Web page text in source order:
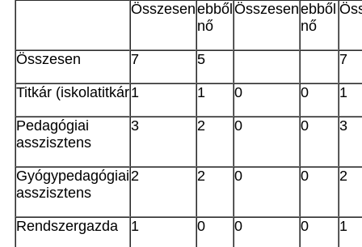
Összesenebből
nő
Összesenebből
nő
Összesen 7 5 7
Titkár (iskolatitkár1 1 0 0 1
Pedagógiai
asszisztens
3 2 0 0 3
Gyógypedagógiai
asszisztens
2 2 0 0 2
Rendszergazda 1 0 0 0 1